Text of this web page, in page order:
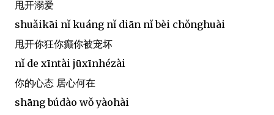
甩开溺爱
shuǎikāi nǐ kuáng nǐ diān nǐ bèi chǒnghuài
甩开你狂你癫你被宠坏
nǐ de xīntài jūxīnhézài
你的心态 居心何在
shāng búdào wǒ yàohài